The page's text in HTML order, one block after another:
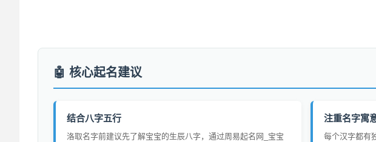
核心起名建议
结合八字五行
洛取名字前建议先了解宝宝的生辰八字，通过周易起名网_宝宝
注重名字寓
每个汉字都有